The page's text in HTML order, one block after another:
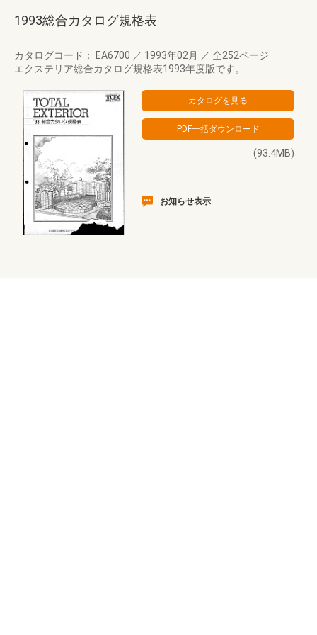
1993総合カタログ規格表
カタログコード： EA6700 ／ 1993年02月 ／ 全252ページ
エクステリア総合カタログ規格表1993年度版です。
(93.4MB)
お知らせ表示